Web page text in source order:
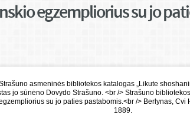
egzempliorius su jo